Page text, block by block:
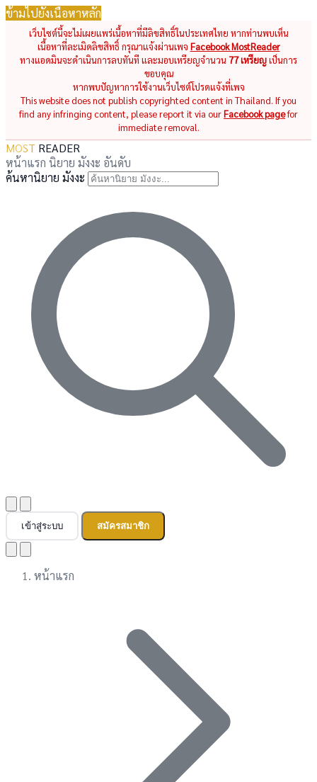
ข้ามไปยังเนื้อหาหลัก
เว็บไซต์นี้จะไม่เผยแพร่เนื้อหาที่มีลิขสิทธิ์ในประเทศไทย หากท่านพบเห็น
เนื้อหาที่ละเมิดลิขสิทธิ์ กรุณาแจ้งผ่านเพจ Facebook MostReader
ทางแอดมินจะดำเนินการลบทันที และมอบเหรียญจำนวน 77 เหรียญเป็นการ
ขอบคุณ
หากพบปัญหาการใช้งานเว็บไซต์โปรดแจ้งที่เพจ
This website does not publish copyrighted content in Thailand. If you
find any infringing content, please report it via ourFacebook pagefor
immediate removal.
MOST READER
หน้าแรก นิยาย มังงะ อันดับ
ค้นหานิยาย มังงะ
เข้าสู่ระบบ สมัครสมาชิก
หน้าแรก